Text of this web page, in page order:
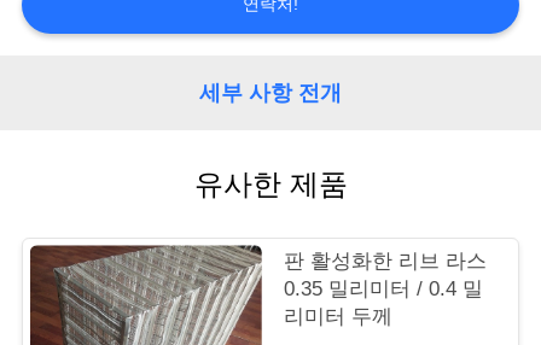
문
의
하
연락처!
세부 사항 전개
유사한 제품
판 활성화한 리브 라스
0.35 밀리미터 / 0.4 밀
리미터 두께